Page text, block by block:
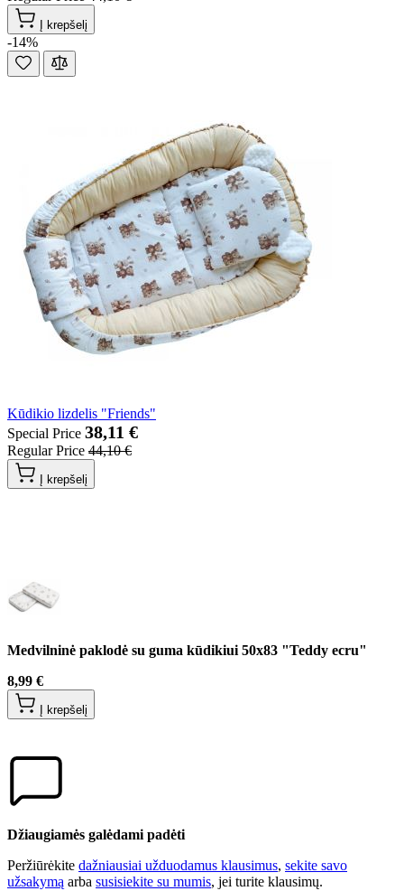
Į krepšelį
-14%
Kūdikio lizdelis "Friends"
Special Price 38,11 €
Regular Price 44,10 €
Į krepšelį
Medvilninė paklodė su guma kūdikiui 50x83 "Teddy ecru"
8,99 €
Į krepšelį
Džiaugiamės galėdami padėti
Peržiūrėkite dažniausiai užduodamus klausimus, sekite savo
užsakymą arba susisiekite su mumis, jei turite klausimų.